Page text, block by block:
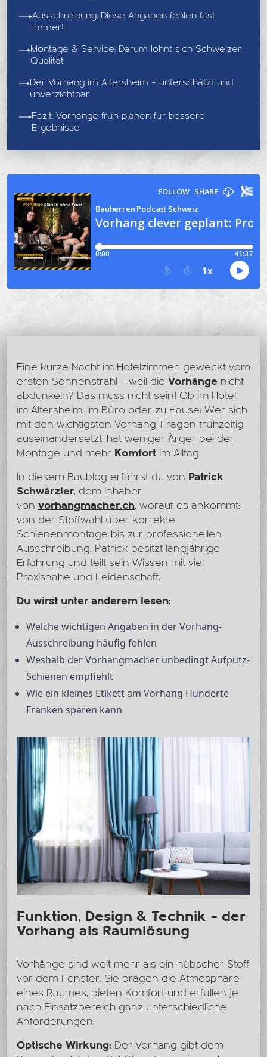
Ausschreibung: Diese Angaben fehlen fast
immer!
Montage & Service: Darum lohnt sich Schweizer
Qualität
Der Vorhang im Altersheim – unterschätzt und
unverzichtbar
Fazit: Vorhänge früh planen für bessere
Ergebnisse
Eine kurze Nacht im Hotelzimmer, geweckt vom
ersten Sonnenstrahl – weil die Vorhänge nicht
abdunkeln? Das muss nicht sein! Ob im Hotel,
im Altersheim, im Büro oder zu Hause: Wer sich
mit den wichtigsten Vorhang-Fragen frühzeitig
auseinandersetzt, hat weniger Ärger bei der
Montage und mehr Komfort im Alltag.
In diesem Baublog erfährst du von Patrick
Schwärzler, dem Inhaber
von vorhangmacher.ch, worauf es ankommt:
von der Stoffwahl über korrekte
Schienenmontage bis zur professionellen
Ausschreibung. Patrick besitzt langjährige
Erfahrung und teilt sein Wissen mit viel
Praxisnähe und Leidenschaft.
Du wirst unter anderem lesen:
Welche wichtigen Angaben in der Vorhang-
Ausschreibung häufig fehlen
Weshalb der Vorhangmacher unbedingt Aufputz-
Schienen empfiehlt
Wie ein kleines Etikett am Vorhang Hunderte
Franken sparen kann
Funktion, Design & Technik – der
Vorhang als Raumlösung
Vorhänge sind weit mehr als ein hübscher Stoff
vor dem Fenster. Sie prägen die Atmosphäre
eines Raumes, bieten Komfort und erfüllen je
nach Einsatzbereich ganz unterschiedliche
Anforderungen:
Optische Wirkung: Der Vorhang gibt dem